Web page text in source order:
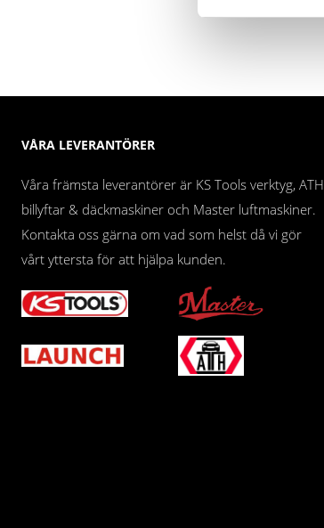
VÅRA LEVERANTÖRER
Våra främsta leverantörer är KS Tools verktyg, ATH
billyftar & däckmaskiner och Master luftmaskiner.
Kontakta oss gärna om vad som helst då vi gör
vårt yttersta för att hjälpa kunden.